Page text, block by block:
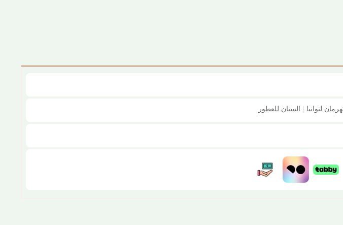
لتوانيا | السنان للعطور